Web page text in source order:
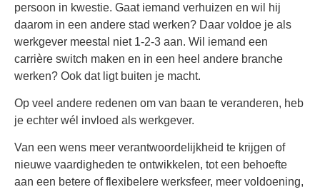
persoon in kwestie. Gaat iemand verhuizen en wil hij
daarom in een andere stad werken? Daar voldoe je als
werkgever meestal niet 1-2-3 aan. Wil iemand een
carrière switch maken en in een heel andere branche
werken? Ook dat ligt buiten je macht.
Op veel andere redenen om van baan te veranderen, heb
je echter wél invloed als werkgever.
Van een wens meer verantwoordelijkheid te krijgen of
nieuwe vaardigheden te ontwikkelen, tot een behoefte
aan een betere of flexibelere werksfeer, meer voldoening,